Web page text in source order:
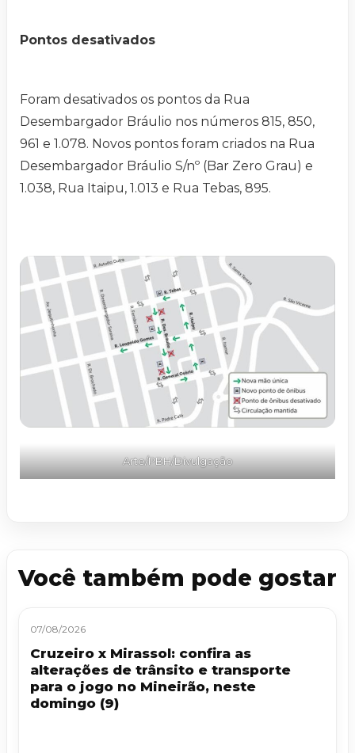
Pontos desativados
Foram desativados os pontos da Rua
Desembargador Bráulio nos números 815, 850,
961 e 1.078. Novos pontos foram criados na Rua
Desembargador Bráulio S/nº (Bar Zero Grau) e
1.038, Rua Itaipu, 1.013 e Rua Tebas, 895.
Arte/PBH/Divulgação
Você também pode gostar
07/08/2026
Cruzeiro x Mirassol: confira as
alterações de trânsito e transporte
para o jogo no Mineirão, neste
domingo (9)